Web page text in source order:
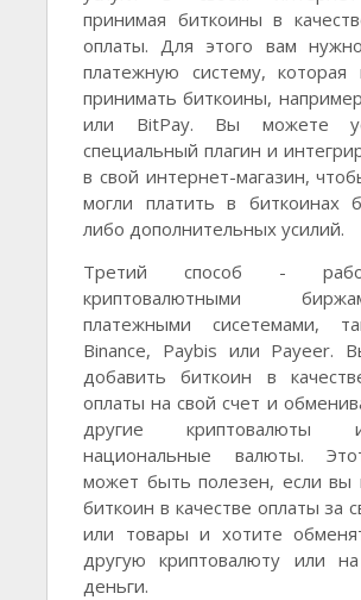
принимая биткоины в
оплаты. Для этого вам
платежную систему, которая
принимать биткоины,
или BitPay. Вы можете
специальный плагин и
в свой интернет-магазин,
могли платить в биткоинах
либо дополнительных усилий.
Третий способ -
криптовалютными
платежными сисетемами,
Binance, Paybis или Payeer.
добавить биткоин в
оплаты на свой счет и
другие
национальные валюты.
может быть полезен, если вы
биткоин в качестве оплаты за
или товары и хотите
другую криптовалюту или
деньги.